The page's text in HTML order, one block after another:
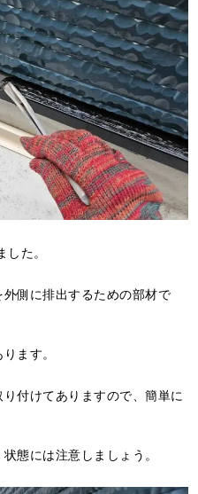
た。
側に排出するための部材で
ます。
付けてありますので、簡単に
態には注意しましょう。